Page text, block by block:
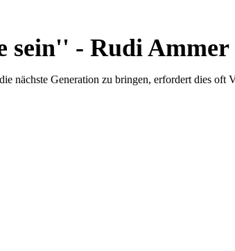
sein'' - Rudi Ammer
Generation zu bringen, erfordert dies oft